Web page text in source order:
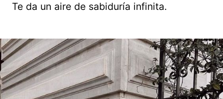
Te da un aire de sabiduría infinita.